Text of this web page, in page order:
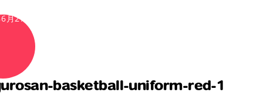
月27日
basketball-uniform-red-1